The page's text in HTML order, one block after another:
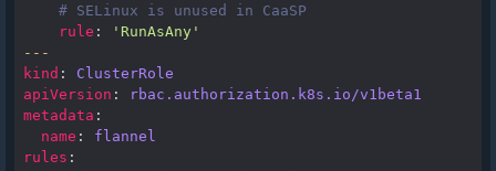
# SELinux is unused in CaaSP
rule :
'RunAsAny'
---
kind :
ClusterRole
apiVersion :
rbac.authorization.k8s.io/v1beta1
metadata :
name :
flannel
rules :